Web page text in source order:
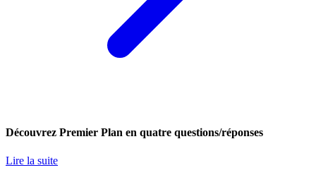
Découvrez Premier Plan en quatre questions/réponses
Lire la suite